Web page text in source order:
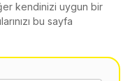
kendinizi uygun bir
bu sayfa